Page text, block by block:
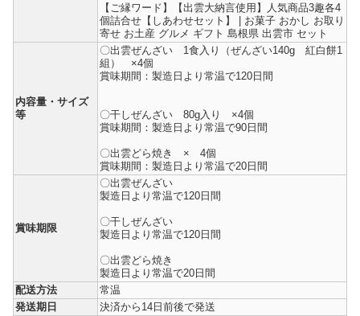
【ご縁ワード】【出雲大納言使用】人気商品3趣各4
個詰合せ【しあわせセット】 | お菓子 おかし お取り
寄せ お土産 グルメ ギフト 島根県 出雲市 セット
内容量・サイズ
等
〇出雲ぜんざい 1食入り（ぜんざい140g 紅白餅1
組） ×4個
賞味期間：製造日より常温で120日間
〇干しぜんざい 80g入り ×4個
賞味期間：製造日より常温で90日間
〇出雲どら焼き × 4個
賞味期間：製造日より常温で20日間
賞味期限
〇出雲ぜんざい
製造日より常温で120日間
〇干しぜんざい
製造日より常温で120日間
〇出雲どら焼き
製造日より常温で20日間
配送方法
常温
発送期日
決済から14日前後で発送